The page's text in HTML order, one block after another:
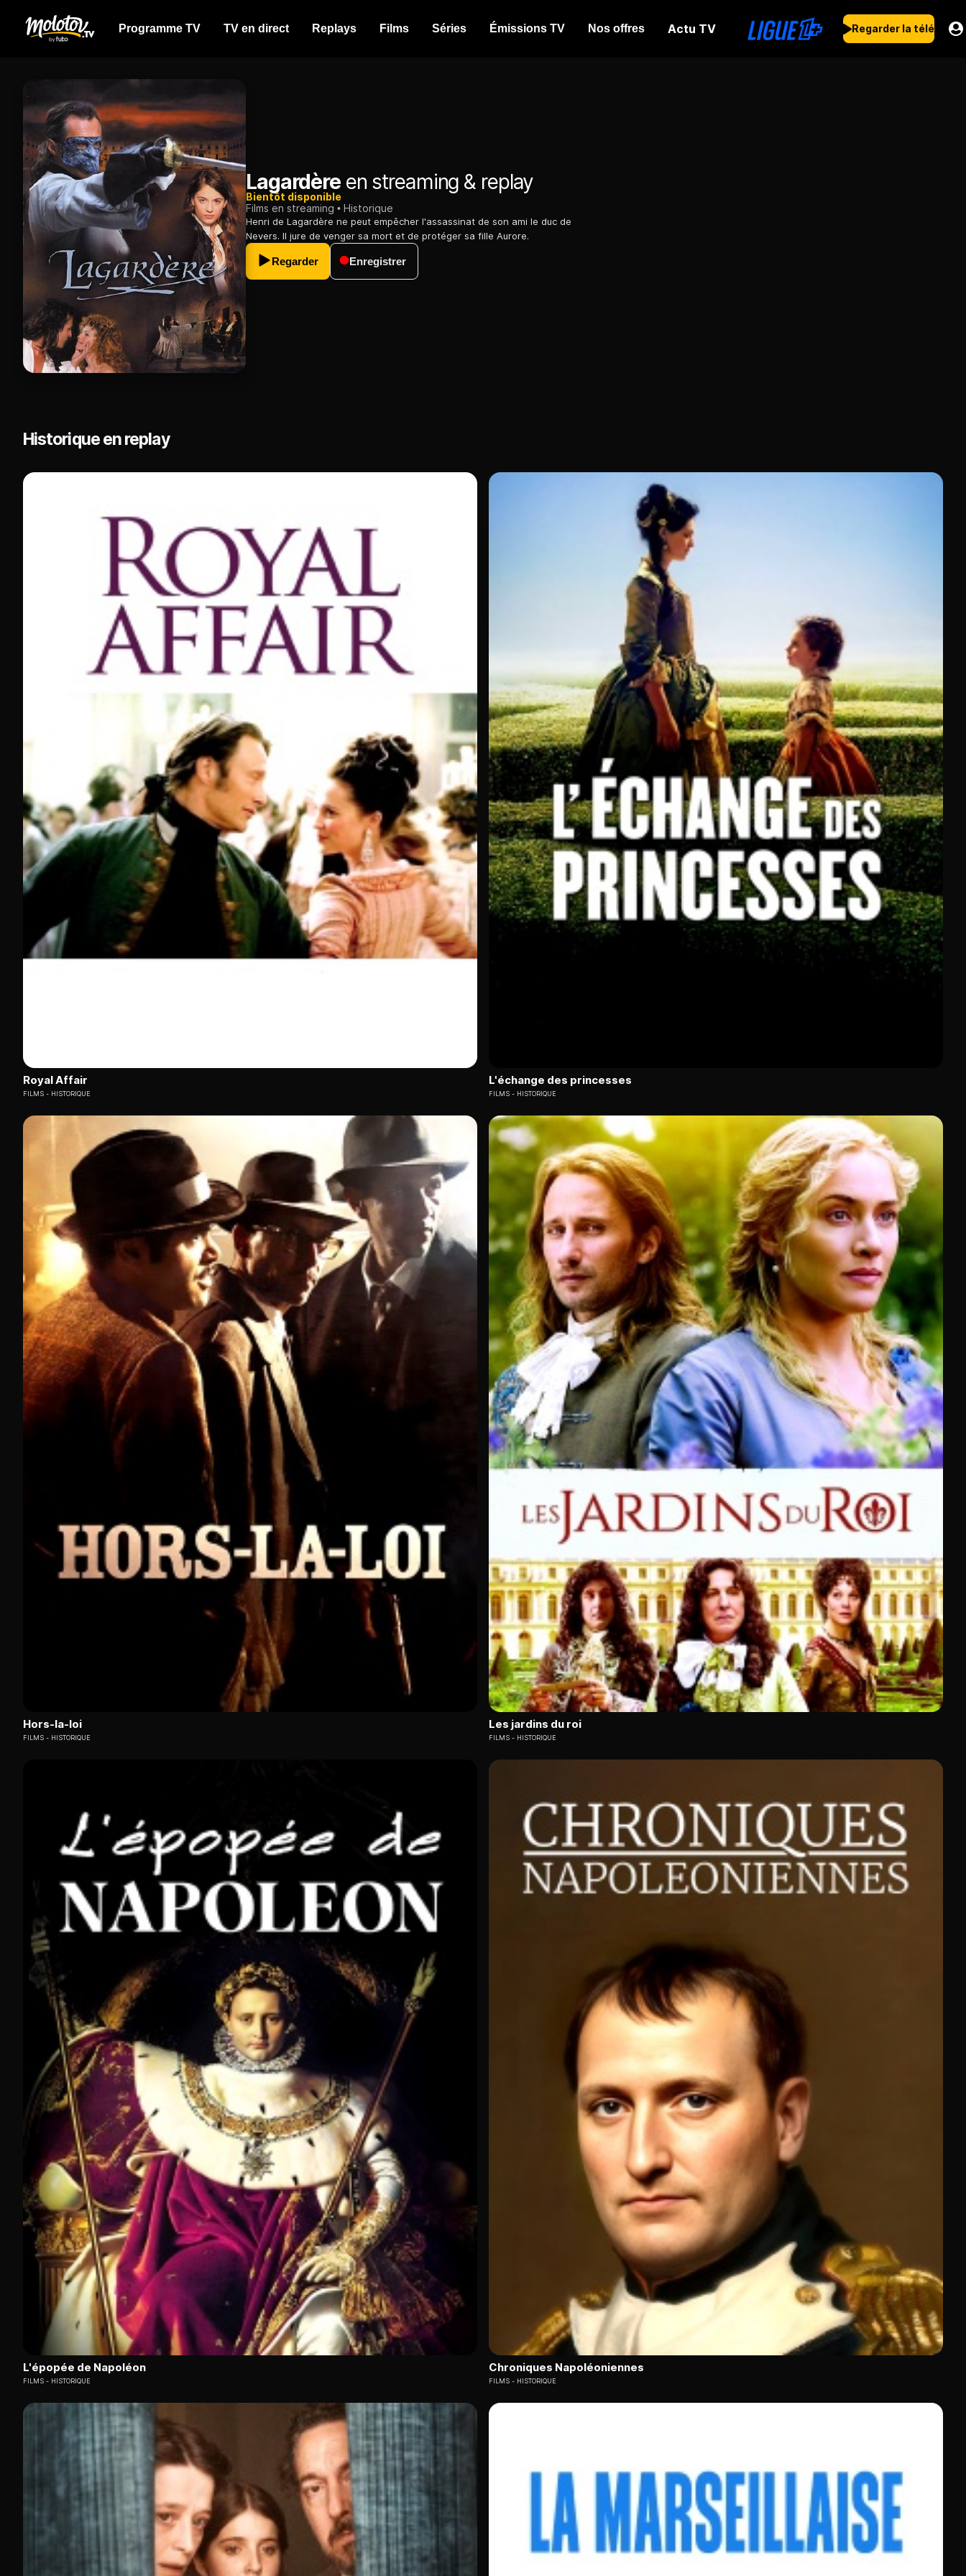
Programme TV TV en direct Replays Films Séries Émissions TV Nos offres Actu TV Regarder la télé
Lagardèreen streaming & replay
Bientôt disponible
Films en streaming
Historique
Henri de Lagardère ne peut empêcher l'assassinat de son ami le duc de
Nevers. Il jure de venger sa mort et de protéger sa fille Aurore.
Regarder Enregistrer
Historique en replay
Royal Affair
FILMS HISTORIQUE
L'échange des princesses
FILMS HISTORIQUE
Hors-la-loi
FILMS HISTORIQUE
Les jardins du roi
FILMS HISTORIQUE
L'épopée de Napoléon
FILMS HISTORIQUE
Chroniques Napoléoniennes
FILMS HISTORIQUE